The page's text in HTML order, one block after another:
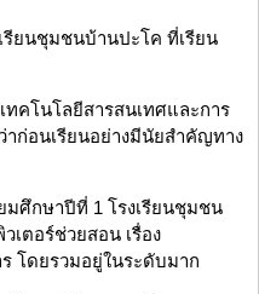
รียนชุมชนบ้านปะโค ที่เรียน
ทคโนโลยีสารสนเทศและการ
าก่อนเรียนอย่างมีนัยสำคัญทาง
มศึกษาปีที่ 1 โรงเรียนชุมชน
เตอร์ช่วยสอน เรื่อง
โดยรวมอยู่ในระดับมาก